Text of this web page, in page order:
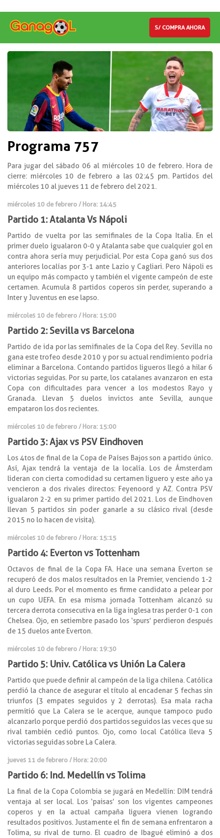
S/ COMPRA AHORA
Programa 757
Para jugar del sábado 06 al miércoles 10 de febrero. Hora de
cierre: miércoles 10 de febrero a las 02:45 pm. Partidos del
miércoles 10 al jueves 11 de febrero del 2021.
miércoles 10 de febrero / Hora: 14:45
Partido 1: Atalanta Vs Nápoli
Partido de vuelta por las semifinales de la Copa Italia. En el
primer duelo igualaron 0-0 y Atalanta sabe que cualquier gol en
contra ahora sería muy perjudicial. Por esta Copa ganó sus dos
anteriores localías por 3-1 ante Lazio y Cagliari. Pero Nápoli es
un equipo más compacto y también el vigente campeón de este
certamen. Acumula 8 partidos coperos sin perder, superando a
Inter y Juventus en ese lapso.
miércoles 10 de febrero / Hora: 15:00
Partido 2: Sevilla vs Barcelona
Partido de ida por las semifinales de la Copa del Rey. Sevilla no
gana este trofeo desde 2010 y por su actual rendimiento podría
eliminar a Barcelona. Contando partidos ligueros llegó a hilar 6
victorias seguidas. Por su parte, los catalanes avanzaron en esta
Copa con dificultades para vencer a los modestos Rayo y
Granada. Llevan 5 duelos invictos ante Sevilla, aunque
empataron los dos recientes.
miércoles 10 de febrero / Hora: 15:00
Partido 3: Ajax vs PSV Eindhoven
Los 4tos de final de la Copa de Países Bajos son a partido único.
Así, Ajax tendrá la ventaja de la localía. Los de Ámsterdam
lideran con cierta comodidad su certamen liguero y este año ya
vencieron a dos rivales directos: Feyenoord y AZ. Contra PSV
igualaron 2-2 en su primer partido del 2021. Los de Eindhoven
llevan 5 partidos sin poder ganarle a su clásico rival (desde
2015 no lo hacen de visita).
miércoles 10 de febrero / Hora: 15:15
Partido 4: Everton vs Tottenham
Octavos de final de la Copa FA. Hace una semana Everton se
recuperó de dos malos resultados en la Premier, venciendo 1-2
al duro Leeds. Por el momento es firme candidato a pelear por
un cupo UEFA. En esa misma jornada Tottenham alcanzó su
tercera derrota consecutiva en la liga inglesa tras perder 0-1 con
Chelsea. Ojo, en setiembre pasado los ‘spurs’ perdieron después
de 15 duelos ante Everton.
miércoles 10 de febrero / Hora: 19:30
Partido 5: Univ. Católica vs Unión La Calera
Partido que puede definir al campeón de la liga chilena. Católica
perdió la chance de asegurar el título al encadenar 5 fechas sin
triunfos (3 empates seguidos y 2 derrotas). Esa mala racha
permitió que La Calera se le acerque, aunque tampoco pudo
alcanzarlo porque perdió dos partidos seguidos las veces que su
rival también cedió puntos. Ojo, como local Católica lleva 5
victorias seguidas sobre La Calera.
jueves 11 de febrero / Hora: 20:00
Partido 6: Ind. Medellín vs Tolima
La final de la Copa Colombia se jugará en Medellín: DIM tendrá
ventaja al ser local. Los ‘paisas’ son los vigentes campeones
coperos y en la actual campaña liguera vienen logrando
resultados positivos. Justamente el fin de semana enfrentaron a
Tolima, su rival de turno. El cuadro de Ibagué eliminó a dos